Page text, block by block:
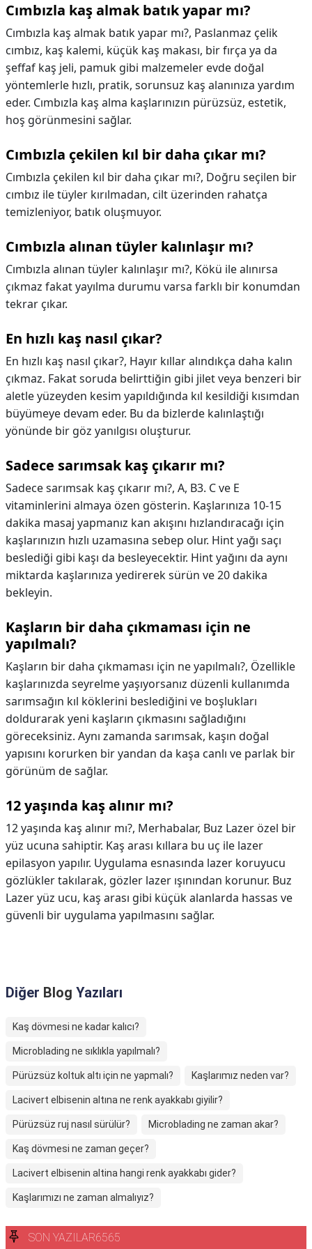
Cımbızla kaş almak batık yapar mı?
Cımbızla kaş almak batık yapar mı?, Paslanmaz çelik
cımbız, kaş kalemi, küçük kaş makası, bir fırça ya da
şeffaf kaş jeli, pamuk gibi malzemeler evde doğal
yöntemlerle hızlı, pratik, sorunsuz kaş alanınıza yardım
eder. Cımbızla kaş alma kaşlarınızın pürüzsüz, estetik,
hoş görünmesini sağlar.
Cımbızla çekilen kıl bir daha çıkar mı?
Cımbızla çekilen kıl bir daha çıkar mı?, Doğru seçilen bir
cımbız ile tüyler kırılmadan, cilt üzerinden rahatça
temizleniyor, batık oluşmuyor.
Cımbızla alınan tüyler kalınlaşır mı?
Cımbızla alınan tüyler kalınlaşır mı?, Kökü ile alınırsa
çıkmaz fakat yayılma durumu varsa farklı bir konumdan
tekrar çıkar.
En hızlı kaş nasıl çıkar?
En hızlı kaş nasıl çıkar?, Hayır kıllar alındıkça daha kalın
çıkmaz. Fakat soruda belirttiğin gibi jilet veya benzeri bir
aletle yüzeyden kesim yapıldığında kıl kesildiği kısımdan
büyümeye devam eder. Bu da bizlerde kalınlaştığı
yönünde bir göz yanılgısı oluşturur.
Sadece sarımsak kaş çıkarır mı?
Sadece sarımsak kaş çıkarır mı?, A, B3. C ve E
vitaminlerini almaya özen gösterin. Kaşlarınıza 10-15
dakika masaj yapmanız kan akışını hızlandıracağı için
kaşlarınızın hızlı uzamasına sebep olur. Hint yağı saçı
beslediği gibi kaşı da besleyecektir. Hint yağını da aynı
miktarda kaşlarınıza yedirerek sürün ve 20 dakika
bekleyin.
Kaşların bir daha çıkmaması için ne
yapılmalı?
Kaşların bir daha çıkmaması için ne yapılmalı?, Özellikle
kaşlarınızda seyrelme yaşıyorsanız düzenli kullanımda
sarımsağın kıl köklerini beslediğini ve boşlukları
doldurarak yeni kaşların çıkmasını sağladığını
göreceksiniz. Aynı zamanda sarımsak, kaşın doğal
yapısını korurken bir yandan da kaşa canlı ve parlak bir
görünüm de sağlar.
12 yaşında kaş alınır mı?
12 yaşında kaş alınır mı?, Merhabalar, Buz Lazer özel bir
yüz ucuna sahiptir. Kaş arası kıllara bu uç ile lazer
epilasyon yapılır. Uygulama esnasında lazer koruyucu
gözlükler takılarak, gözler lazer ışınından korunur. Buz
Lazer yüz ucu, kaş arası gibi küçük alanlarda hassas ve
güvenli bir uygulama yapılmasını sağlar.
Diğer Blog Yazıları
Kaş dövmesi ne kadar kalıcı?
Microblading ne sıklıkla yapılmalı?
Pürüzsüz koltuk altı için ne yapmalı? Kaşlarımız neden var?
Lacivert elbisenin altına ne renk ayakkabı giyilir?
Pürüzsüz ruj nasıl sürülür? Microblading ne zaman akar?
Kaş dövmesi ne zaman geçer?
Lacivert elbisenin altina hangi renk ayakkabı gider?
Kaşlarımızı ne zaman almalıyız?
SON YAZILAR6565